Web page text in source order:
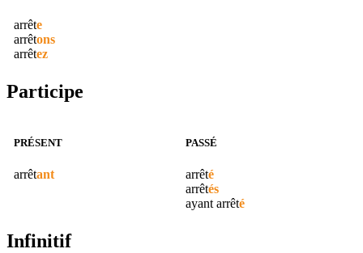
arrête
arrêtons
arrêtez
Participe
PRÉSENT
arrêtant
PASSÉ
arrêté
arrêtés
ayant arrêté
Infinitif